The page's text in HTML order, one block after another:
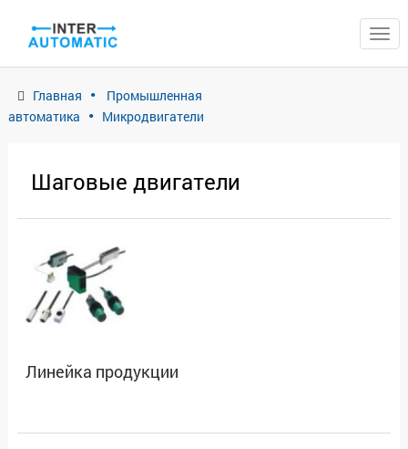
Главная
Промышленная
автоматика
Микродвигатели
Шаговые двигатели
Линейка продукции
ЗАКРЫТЬ